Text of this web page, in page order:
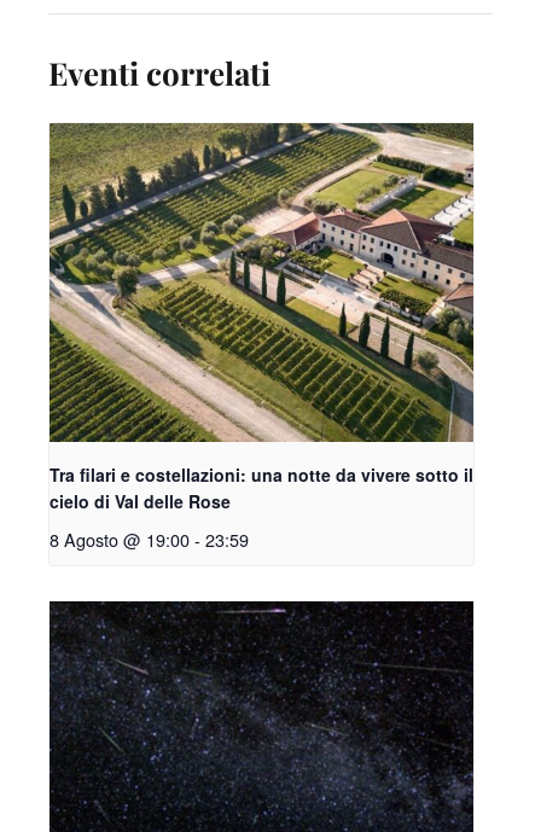
Eventi correlati
Tra filari e costellazioni: una notte da vivere sotto il
cielo di Val delle Rose
8 Agosto @ 19:00- 23:59